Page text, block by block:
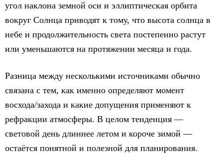
угол наклона земной оси и эллиптическая орбита
вокруг Солнца приводят к тому, что высота солнца в
небе и продолжительность света постепенно растут
или уменьшаются на протяжении месяца и года.
Разница между несколькими источниками обычно
связана с тем, как именно определяют момент
восхода/захода и какие допущения применяют к
рефракции атмосферы. В целом тенденция —
световой день длиннее летом и короче зимой —
остаётся понятной и полезной для планирования.